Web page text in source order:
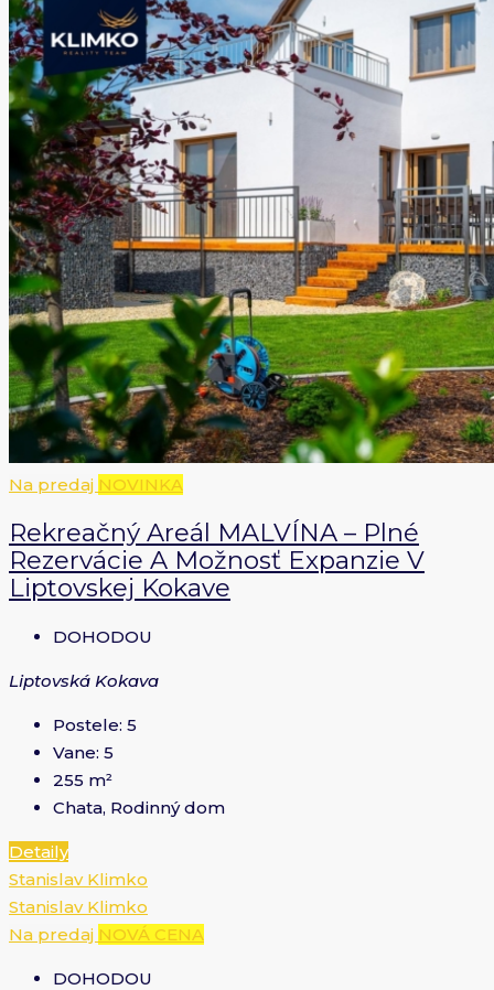
Na predaj NOVINKA
Rekreačný Areál MALVÍNA – Plné
Rezervácie A Možnosť Expanzie V
Liptovskej Kokave
DOHODOU
Liptovská Kokava
Postele: 5
Vane: 5
255 m²
Chata, Rodinný dom
Detaily
Stanislav Klimko
Stanislav Klimko
Na predaj NOVÁ CENA
DOHODOU